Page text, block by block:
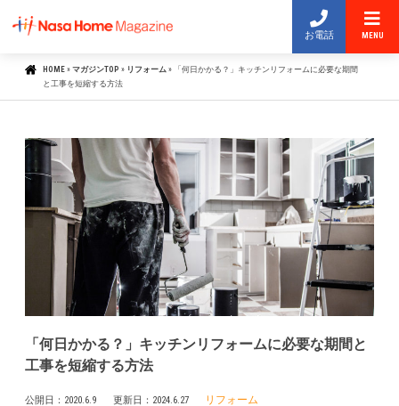
MENU
お電話
HOME » マガジンTOP » リフォーム »
「何日かかる？」キッチンリフォームに必要な期間
と工事を短縮する方法
「何日かかる？」キッチンリフォームに必要な期間と
工事を短縮する方法
公開日： 2020.6.9 更新日： 2024.6.27 リフォーム